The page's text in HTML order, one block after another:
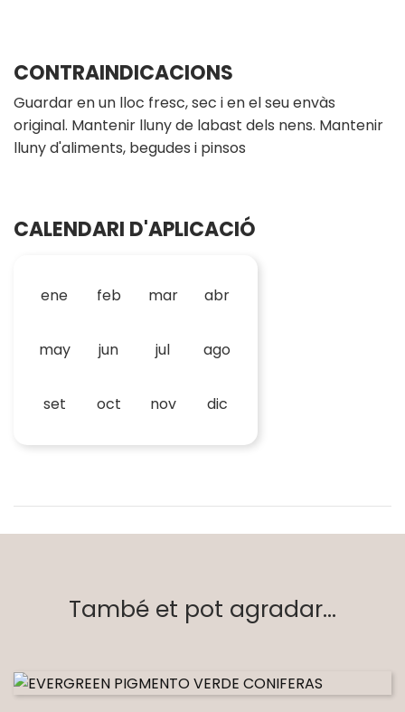
CONTRAINDICACIONS
Guardar en un lloc fresc, sec i en el seu envàs
original. Mantenir lluny de labast dels nens. Mantenir
lluny d'aliments, begudes i pinsos
CALENDARI D'APLICACIÓ
ene feb mar abr
may jun jul ago
set oct nov dic
També et pot agradar...